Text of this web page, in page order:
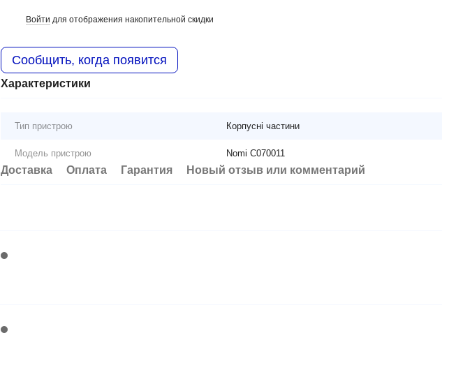
Войти для отображения накопительной скидки
Сообщить, когда появится
Характеристики
Тип пристрою Корпусні частини
Модель пристрою Nomi C070011
Доставка Оплата Гарантия Новый отзыв или комментарий